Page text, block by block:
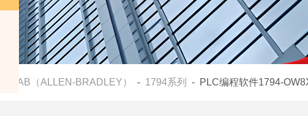
AB（ALLEN-BRADLEY） - 1794系列 - PLC编程软件1794-